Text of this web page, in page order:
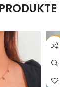
-50%